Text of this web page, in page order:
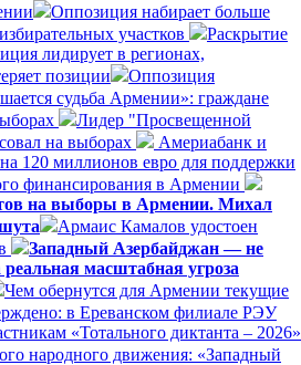
Оппозиция набирает больше
участков
Раскрытие
лидирует в регионах,
позиции
Оппозиция
судьба Армении»: граждане
Лидер "Просвещенной
на выборах
Америабанк и
120 миллионов евро для поддержки
финансирования в Армении
на выборы в Армении. Михал
Армаис Камалов удостоен
Западный Азербайджан — не
масштабная угроза
Чем обернутся для Армении текущие
в Ереванском филиале РЭУ
«Тотального диктанта – 2026»
народного движения: «Западный